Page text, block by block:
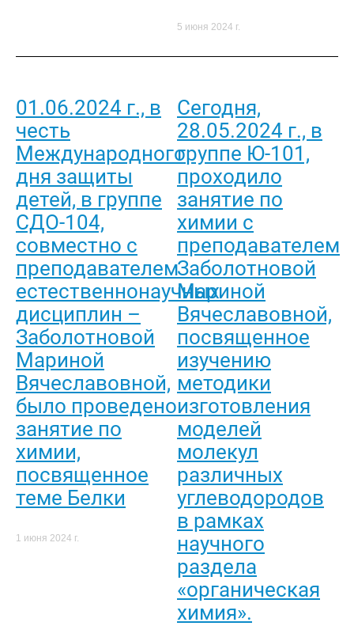
5 июня 2024 г.
01.06.2024 г., в
честь
Международного
дня защиты
детей, в группе
СДО-104,
совместно с
преподавателем
естественнонаучных
дисциплин –
Заболотновой
Мариной
Вячеславовной,
было проведено
занятие по
химии,
посвященное
теме Белки
1 июня 2024 г.
Сегодня,
28.05.2024 г., в
группе Ю-101,
проходило
занятие по
химии с
преподавателем
Заболотновой
Мариной
Вячеславовной,
посвященное
изучению
методики
изготовления
моделей
молекул
различных
углеводородов
в рамках
научного
раздела
«органическая
химия».